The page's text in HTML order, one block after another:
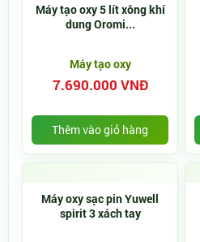
Máy tạo oxy 5 lít xông khí
dung Oromi...
Máy tạo oxy
7.690.000 VNĐ
Thêm vào giỏ hàng
Máy oxy sạc pin Yuwell
spirit 3 xách tay